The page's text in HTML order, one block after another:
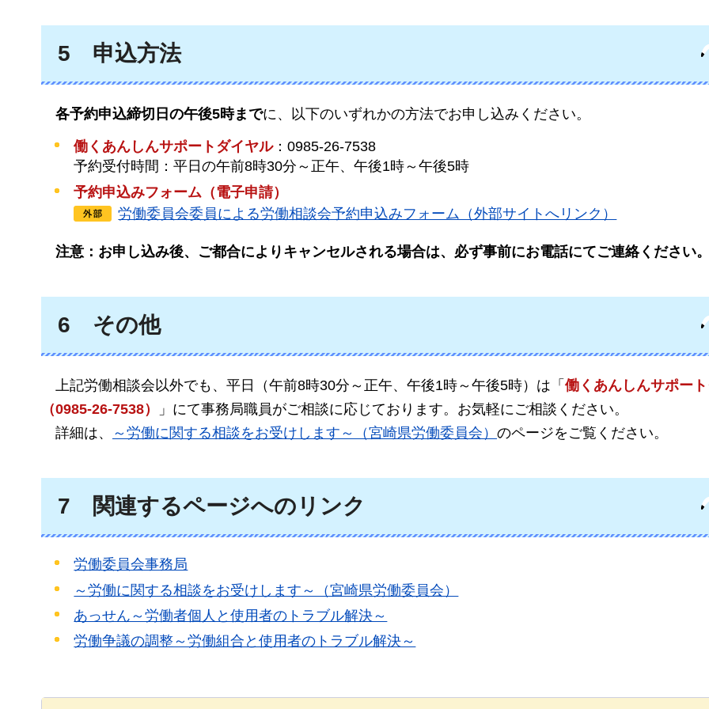
5 申込方法
各予約申込締切日の午後5時までに、以下のいずれかの方法でお申し込みください。
働くあんしんサポートダイヤル：0985-26-7538
予約受付時間：平日の午前8時30分～正午、午後1時～午後5時
予約申込みフォーム（電子申請）
労働委員会委員による労働相談会予約申込みフォーム（外部サイトへリンク）
注意 ：お申し込み後、ご都合によりキャンセルされる場合は、必ず事前にお電話にてご連絡ください
6 その他
上記労働相談会以外でも、平日（午前8時30分～正午、午後1時～午後5時）は「 働くあんしんサポー
（0985-26-7538）
」にて事務局職員がご相談に応じております。お気軽にご相談ください。
詳細は、 ～労働に関する相談をお受けします～（宮崎県労働委員会） のページをご覧ください。
7 関連するページへのリンク
労働委員会事務局
～労働に関する相談をお受けします～（宮崎県労働委員会）
あっせん～労働者個人と使用者のトラブル解決～
労働争議の調整～労働組合と使用者のトラブル解決～